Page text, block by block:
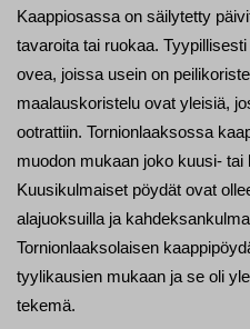
Kaappiosassa on säilytetty
tavaroita tai ruokaa.
ovea, joissa usein on
maalauskoristelu ovat yleisiä,
ootrattiin. Tornionlaaksossa
muodon mukaan joko kuusi-
Kuusikulmaiset pöydät ovat
alajuoksuilla ja
Tornionlaaksolaisen
tyylikausien mukaan ja se oli
tekemä.